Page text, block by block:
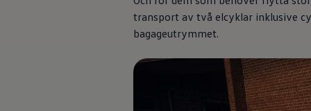
Däck och fälg
Originaldelar
Ekonomidelar
Classic Parts
transport av två elcyklar inklusive
bagageutrymmet.